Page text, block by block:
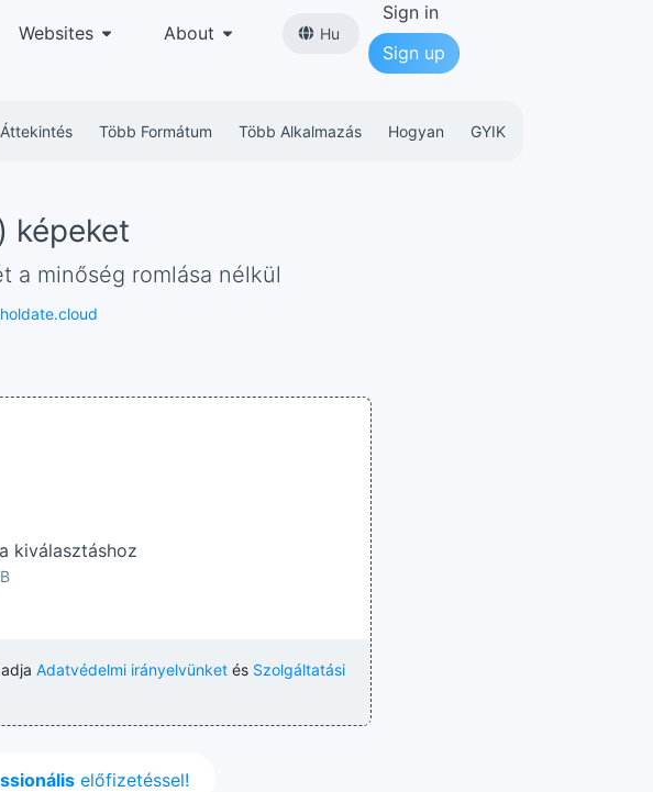
Websites About Hu
Sign in
Sign up
Áttekintés Több Formátum Több Alkalmazás Hogyan GYIK
képeket
a minőség romlása nélkül
kiválasztáshoz
Adatvédelmi irányelvünket és Szolgáltatási
előfizetéssel!